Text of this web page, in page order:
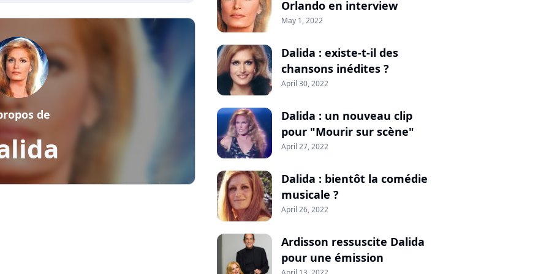
de
Orlando en interview
May 1, 2022
Dalida : existe-t-il des
chansons inédites ?
April 30, 2022
Dalida : un nouveau clip
pour "Mourir sur scène"
April 27, 2022
Dalida : bientôt la comédie
musicale ?
April 26, 2022
Ardisson ressuscite Dalida
pour une émission